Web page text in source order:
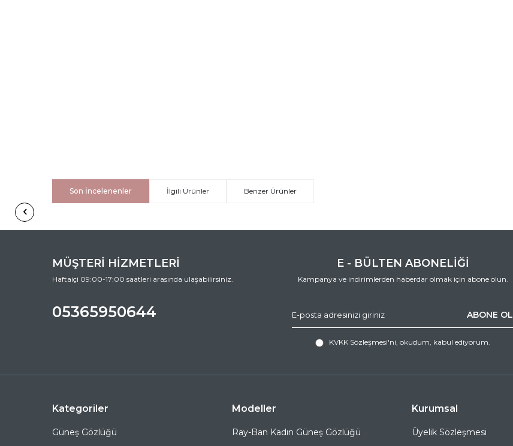
Son İncelenenler İlgili Ürünler Benzer Ürünler
MÜŞTERİ HİZMETLERİ
Haftaiçi 09:00-17:00 saatleri arasında ulaşabilirsiniz.
05365950644
E - BÜLTEN ABONELİĞİ
Kampanya ve indirimlerden haberdar olmak için abone olun.
ABONE OL
KVKK Sözleşmesi'ni, okudum, kabul ediyorum.
Kategoriler
Güneş Gözlüğü
Modeller
Ray-Ban Kadın Güneş Gözlüğü
Kurumsal
Üyelik Sözleşmesi